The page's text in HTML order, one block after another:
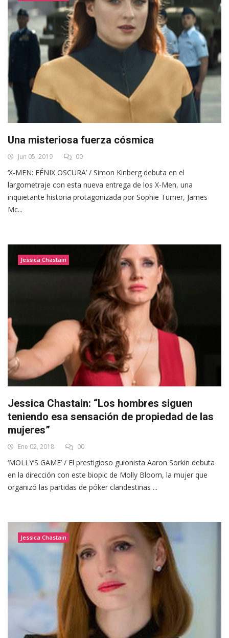
Una misteriosa fuerza cósmica
Jun 05, 2019 00
‘X-MEN: FÉNIX OSCURA’ / Simon Kinberg debuta en el
largometraje con esta nueva entrega de los X-Men, una
inquietante historia protagonizada por Sophie Turner, James
Mc...
Jessica Chastain
Jessica Chastain: “Los hombres siguen
teniendo esa sensación de propiedad de las
mujeres”
Ene 02, 2018 00
‘MOLLY’S GAME’ / El prestigioso guionista Aaron Sorkin debuta
en la dirección con este biopic de Molly Bloom, la mujer que
organizó las partidas de póker clandestinas ...
Jessica Chastain